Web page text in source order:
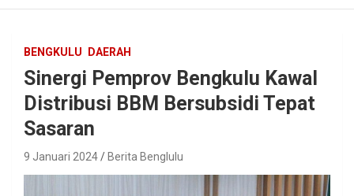
BENGKULU DAERAH
Sinergi Pemprov Bengkulu Kawal
Distribusi BBM Bersubsidi Tepat
Sasaran
9 Januari 2024 Berita Benglulu